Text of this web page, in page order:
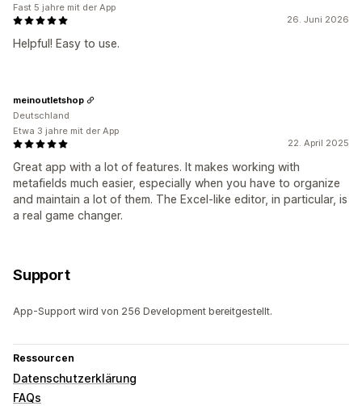
26. Juni 2026
Helpful! Easy to use.
Fast 5 jahre mit der App
22. April 2025
Great app with a lot of features. It makes working with
metafields much easier, especially when you have to organize
and maintain a lot of them. The Excel-like editor, in particular, is
a real game changer.
meinoutletshop
Deutschland
Etwa 3 jahre mit der App
Support
App-Support wird von 256 Development bereitgestellt.
Ressourcen
Datenschutzerklärung
FAQs